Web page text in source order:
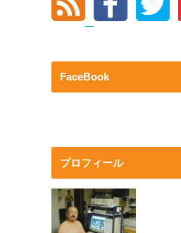
FaceBook
プロフィール